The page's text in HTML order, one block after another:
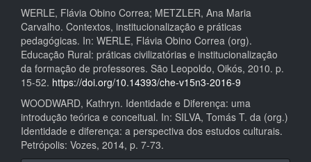
WERLE, Flávia Obino Correa; METZLER, Ana Maria
Carvalho. Contextos, institucionalização e práticas
pedagógicas. In: WERLE, Flávia Obino Correa (org).
Educação Rural: práticas civilizatórias e institucionalização
da formação de professores. São Leopoldo, Oikós, 2010. p.
15-52. https://doi.org/10.14393/che-v15n3-2016-9
WOODWARD, Kathryn. Identidade e Diferença: uma
introdução teórica e conceitual. In: SILVA, Tomás T. da (org.)
Identidade e diferença: a perspectiva dos estudos culturais.
Petrópolis: Vozes, 2014, p. 7-73.